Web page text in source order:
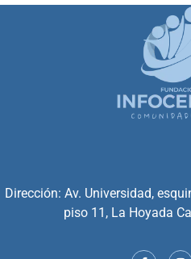
Dirección: Av. Universidad,
piso 11, La Hoyada